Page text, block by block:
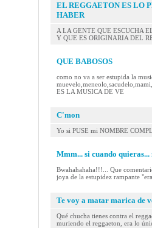
EL REGGAETON ES LO
HABER
A LA GENTE QUE ESCUCHA
Y QUE ES ORIGINARIA DEL
QUE BABOSOS
como no va a ser estupida la
ES LA MUSICA DE VE
C'mon
Yo si PUSE mi NOMBRE
Mmm... si cuando quieras...
Bwahahahaha!!!... Que
joya de la estupidez rampante
Te voy a matar marica de
Qué chucha tienes contra el
muriendo el reggaeton, era lo